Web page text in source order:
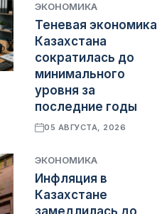
ЭКОНОМИКА
Теневая экономика
Казахстана
сократилась до
минимального
уровня за
последние годы
05 АВГУСТА, 2026
ЭКОНОМИКА
Инфляция в
Казахстане
замедлилась до